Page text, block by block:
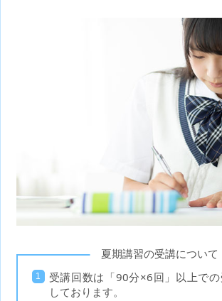
夏期講習の受講について
受講回数は「90分×6回」以上で
しております。